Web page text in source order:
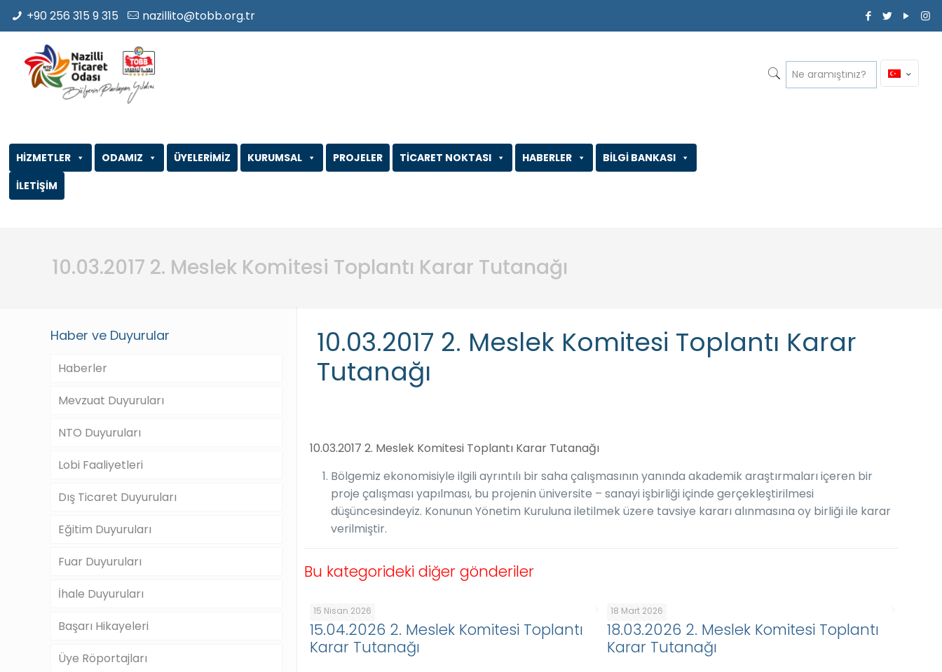
+90 256 315 9 315 nazillito@tobb.org.tr
ODAMIZ
HİZMETLER ÜYELERİMİZ KURUMSAL PROJELER TİCARET NOKTASI HABERLER
BİLGİ BANKASI
İLETİŞİM
10.03.2017 2. Meslek Komitesi Toplantı Karar Tutanağı
10.03.2017 2. Meslek Komitesi Toplantı Karar
Tutanağı
10.03.2017 2. Meslek Komitesi Toplantı Karar Tutanağı
Bölgemiz ekonomisiyle ilgili ayrıntılı bir saha çalışmasının yanında akademik araştırmaları içeren bir
proje çalışması yapılması, bu projenin üniversite – sanayi işbirliği içinde gerçekleştirilmesi
düşüncesindeyiz. Konunun Yönetim Kuruluna iletilmek üzere tavsiye kararı alınmasına oy birliği ile karar
verilmiştir.
Bu kategorideki diğer gönderiler
15 Nisan 2026
15.04.2026 2. Meslek Komitesi Toplantı
Karar Tutanağı
18 Mart 2026
18.03.2026 2. Meslek Komitesi Toplantı
Karar Tutanağı
Haber ve Duyurular
Haberler
Mevzuat Duyuruları
NTO Duyuruları
Lobi Faaliyetleri
Dış Ticaret Duyuruları
Eğitim Duyuruları
Fuar Duyuruları
İhale Duyuruları
Başarı Hikayeleri
Üye Röportajları